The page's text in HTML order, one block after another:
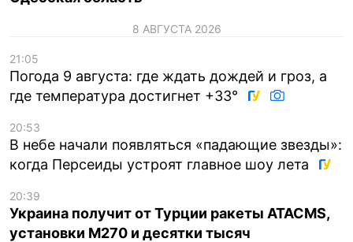
8 АВГУСТА 2026
21:05
Погода 9 августа: где ждать дождей и гроз, а
где температура достигнет +33°
20:53
В небе начали появляться «падающие звезды»:
когда Персеиды устроят главное шоу лета
20:39
Украина получит от Турции ракеты ATACMS,
установки M270 и десятки тысяч